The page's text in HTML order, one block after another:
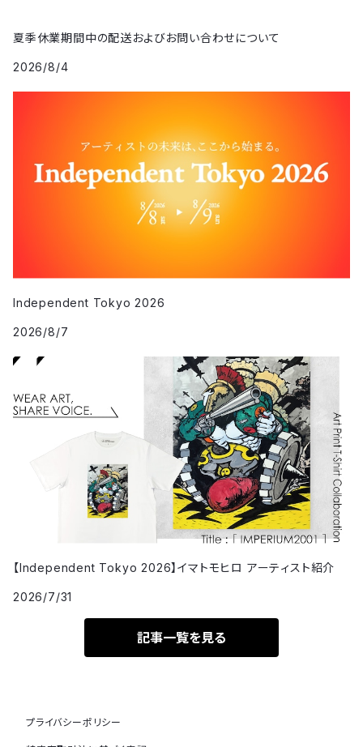
夏季休業期間中の配送およびお問い合わせについて
2026/8/4
Independent Tokyo 2026
2026/8/7
【Independent Tokyo 2026】イマトモヒロ アーティスト紹介
2026/7/31
記事一覧を見る
プライバシーポリシー